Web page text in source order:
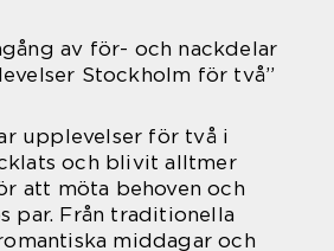
av för- och nackdelar
Stockholm för två”
upplevelser för två i
och blivit alltmer
att möta behoven och
par. Från traditionella
middagar och